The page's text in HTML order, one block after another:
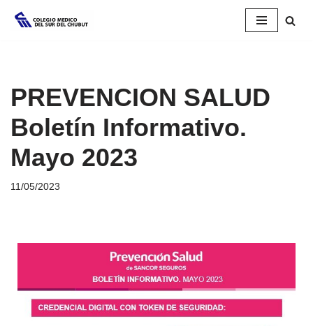
PREVENCION SALUD
Boletín Informativo.
Mayo 2023
11/05/2023